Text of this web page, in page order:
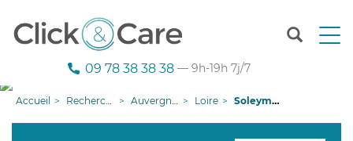
T
n
09 78 38 38 38 — 9h-19h 7j/7
Accueil Recherche aide à domicile Auvergne-Rhône-Alpes Loire Soleymieux